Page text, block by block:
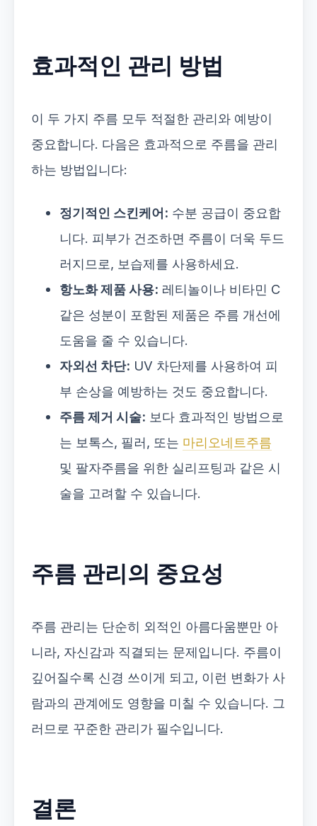
효과적인 관리 방법
이 두 가지 주름 모두 적절한 관리와 예방이
중요합니다. 다음은 효과적으로 주름을 관리
하는 방법입니다:
정기적인 스킨케어: 수분 공급이 중요합
니다. 피부가 건조하면 주름이 더욱 두드
러지므로, 보습제를 사용하세요.
항노화 제품 사용: 레티놀이나 비타민 C
같은 성분이 포함된 제품은 주름 개선에
도움을 줄 수 있습니다.
자외선 차단: UV 차단제를 사용하여 피
부 손상을 예방하는 것도 중요합니다.
주름 제거 시술: 보다 효과적인 방법으로
는 보톡스, 필러, 또는 마리오네트주름
및 팔자주름을 위한 실리프팅과 같은 시
술을 고려할 수 있습니다.
주름 관리의 중요성
주름 관리는 단순히 외적인 아름다움뿐만 아
니라, 자신감과 직결되는 문제입니다. 주름이
깊어질수록 신경 쓰이게 되고, 이런 변화가 사
람과의 관계에도 영향을 미칠 수 있습니다. 그
러므로 꾸준한 관리가 필수입니다.
결론